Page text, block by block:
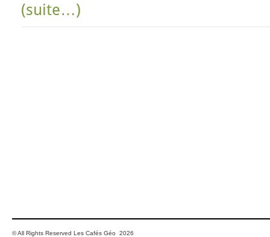
(suite…)
© All Rights Reserved Les Cafés Géo 2026